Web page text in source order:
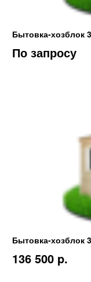
Бытовка-хозблок
По запросу
Бытовка-хозблок
136 500 p.